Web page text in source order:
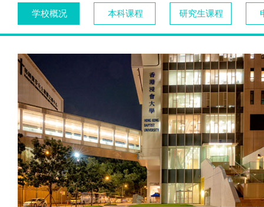
学校概况 本科课程 研究生课程